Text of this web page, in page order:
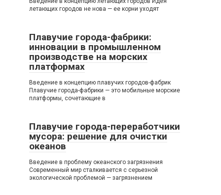
летающих городов не нова — ее корни уходят
Плавучие города-фабрики:
инновации в промышленном
производстве на морских
платформах
Введение в концепцию плавучих городов-фабрик
Плавучие города-фабрики — это мобильные морские
платформы, сочетающие в
Плавучие города-переработчики
мусора: решение для очистки
океанов
Введение в проблему океанского загрязнения
Современный мир сталкивается с серьезной
экологической проблемой — загрязнением